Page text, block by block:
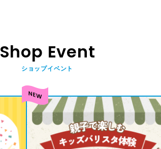
Shop Event
ショップイベント